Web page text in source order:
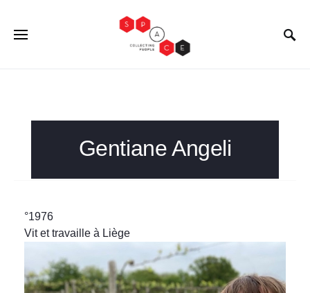
Gentiane Angeli
°1976
Vit et travaille à Liège